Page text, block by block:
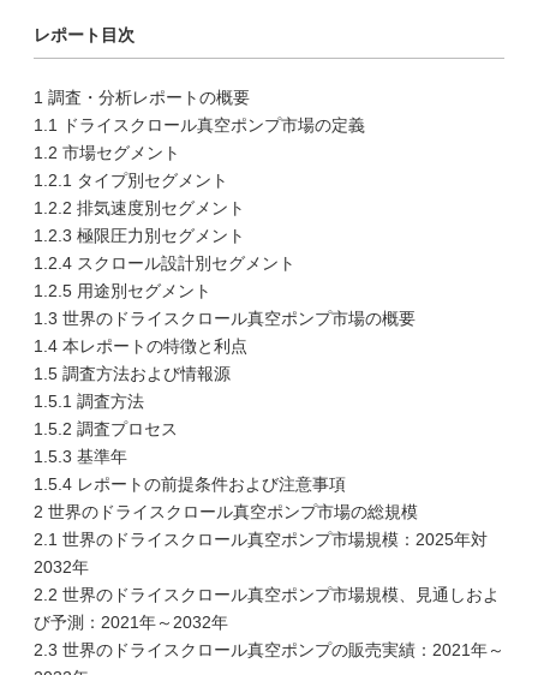
レポート目次
1 調査・分析レポートの概要
1.1 ドライスクロール真空ポンプ市場の定義
1.2 市場セグメント
1.2.1 タイプ別セグメント
1.2.2 排気速度別セグメント
1.2.3 極限圧力別セグメント
1.2.4 スクロール設計別セグメント
1.2.5 用途別セグメント
1.3 世界のドライスクロール真空ポンプ市場の概要
1.4 本レポートの特徴と利点
1.5 調査方法および情報源
1.5.1 調査方法
1.5.2 調査プロセス
1.5.3 基準年
1.5.4 レポートの前提条件および注意事項
2 世界のドライスクロール真空ポンプ市場の総規模
2.1 世界のドライスクロール真空ポンプ市場規模：2025年対
2032年
2.2 世界のドライスクロール真空ポンプ市場規模、見通しおよ
び予測：2021年～2032年
2.3 世界のドライスクロール真空ポンプの販売実績：2021年～